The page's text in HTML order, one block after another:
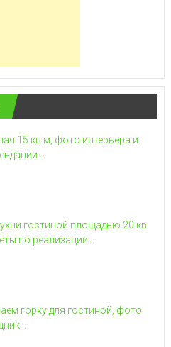
15 кв м, фото интерьера и
гостиной площадью 20 кв
по реализации...
горку для гостиной, фото